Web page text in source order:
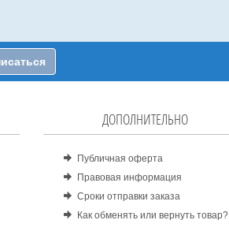
ДОПОЛНИТЕЛЬНО
Публичная оферта
Правовая информация
Сроки отправки заказа
Как обменять или вернуть товар?